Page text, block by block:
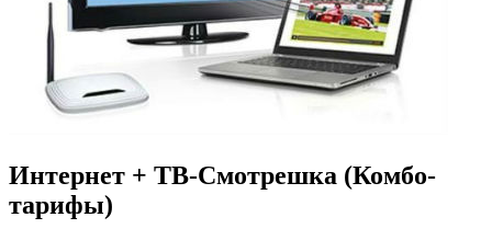
Интернет + ТВ-Смотрешка (Комбо-
тарифы)